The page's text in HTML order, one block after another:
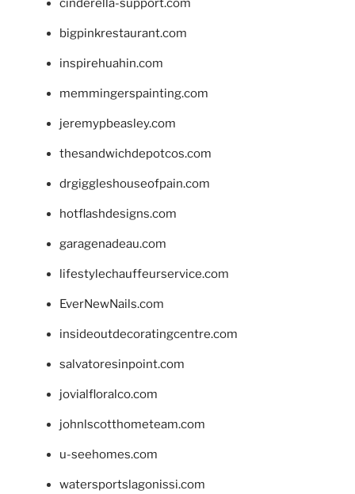
cinderella-support.com
bigpinkrestaurant.com
inspirehuahin.com
memmingerspainting.com
jeremypbeasley.com
thesandwichdepotcos.com
drgiggleshouseofpain.com
hotflashdesigns.com
garagenadeau.com
lifestylechauffeurservice.com
EverNewNails.com
insideoutdecoratingcentre.com
salvatoresinpoint.com
jovialfloralco.com
johnlscotthometeam.com
u-seehomes.com
watersportslagonissi.com